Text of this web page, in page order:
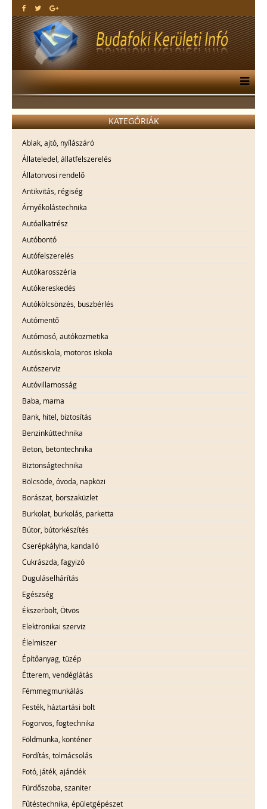
KATEGÓRIÁK
Ablak, ajtó, nyílászáró
Állateledel, állatfelszerelés
Állatorvosi rendelő
Antikvitás, régiség
Árnyékolástechnika
Autóalkatrész
Autóbontó
Autófelszerelés
Autókarosszéria
Autókereskedés
Autókölcsönzés, buszbérlés
Autómentő
Autómosó, autókozmetika
Autósiskola, motoros iskola
Autószerviz
Autóvillamosság
Baba, mama
Bank, hitel, biztosítás
Benzinkúttechnika
Beton, betontechnika
Biztonságtechnika
Bölcsöde, óvoda, napközi
Borászat, borszaküzlet
Burkolat, burkolás, parketta
Bútor, bútorkészítés
Cserépkályha, kandalló
Cukrászda, fagyizó
Duguláselhárítás
Egészség
Ékszerbolt, Ötvös
Elektronikai szerviz
Élelmiszer
Építőanyag, tüzép
Étterem, vendéglátás
Fémmegmunkálás
Festék, háztartási bolt
Fogorvos, fogtechnika
Földmunka, konténer
Fordítás, tolmácsolás
Fotó, játék, ajándék
Fürdőszoba, szaniter
Fűtéstechnika, épületgépészet